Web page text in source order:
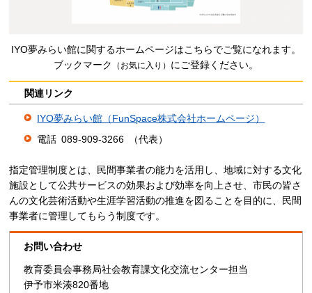
IYO夢みらい館に関するホームページはこちらでご覧になれます。
ブックマーク
（お気に入り） にご登録ください。
関連リンク
IYO夢みらい館（FunSpace株式会社ホームページ）
電話 089-909-3266 （代表）
指定管理制度とは、民間事業者の能力を活用し、地域に対する文化
施設として公共サービスの効果および効率を向上させ、市民の皆さ
んの文化芸術活動や生涯学習活動の推進を図ることを目的に、民間
事業者に管理してもらう制度です。
お問い合わせ
教育委員会事務局社会教育課文化交流センター担当
伊予市米湊820番地